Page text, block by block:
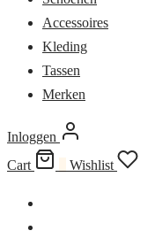
Accessoires
Kleding
Tassen
Merken
Inloggen
Cart
Wishlist